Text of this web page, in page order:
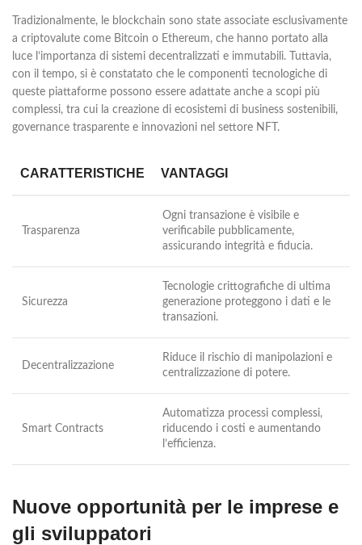
Tradizionalmente, le blockchain sono state associate esclusivamente
a criptovalute come Bitcoin o Ethereum, che hanno portato alla
luce l’importanza di sistemi decentralizzati e immutabili. Tuttavia,
con il tempo, si è constatato che le componenti tecnologiche di
queste piattaforme possono essere adattate anche a scopi più
complessi, tra cui la creazione di ecosistemi di business sostenibili,
governance trasparente e innovazioni nel settore NFT.
CARATTERISTICHE VANTAGGI
Trasparenza
Ogni transazione è visibile e
verificabile pubblicamente,
assicurando integrità e fiducia.
Sicurezza
Tecnologie crittografiche di ultima
generazione proteggono i dati e le
transazioni.
Decentralizzazione
Riduce il rischio di manipolazioni e
centralizzazione di potere.
Smart Contracts
Automatizza processi complessi,
riducendo i costi e aumentando
l’efficienza.
Nuove opportunità per le imprese e
gli sviluppatori